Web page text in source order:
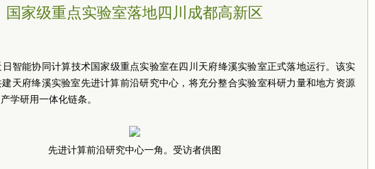
国家级重点实验室落地四川成都高新区
智能协同计算技术国家级重点实验室在四川天府绛溪实验室正式落地运行。该实
天府绛溪实验室先进计算前沿研究中心，将充分整合实验室科研力量和地方资源
学研用一体化链条。
先进计算前沿研究中心一角。受访者供图